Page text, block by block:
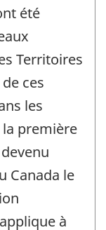
été
Territoires
ces
les
première
Canada le
à